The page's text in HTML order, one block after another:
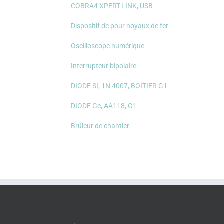
COBRA4 XPERT-LINK, USB
Dispositif de pour noyaux de fer
Oscilloscope numérique
Interrupteur bipolaire
DIODE SI, 1N 4007, BOITIER G1
DIODE Ge, AA118, G1
Brûleur de chantier